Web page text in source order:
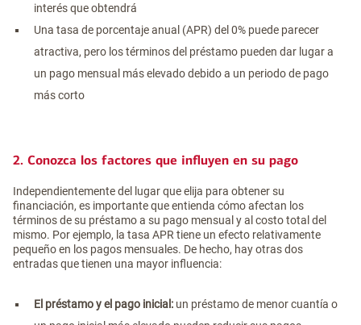
interés que obtendrá
Una tasa de porcentaje anual (APR) del 0% puede parecer
atractiva, pero los términos del préstamo pueden dar lugar a
un pago mensual más elevado debido a un periodo de pago
más corto
2. Conozca los factores que influyen en su pago
Independientemente del lugar que elija para obtener su
financiación, es importante que entienda cómo afectan los
términos de su préstamo a su pago mensual y al costo total del
mismo. Por ejemplo, la tasa APR tiene un efecto relativamente
pequeño en los pagos mensuales. De hecho, hay otras dos
entradas que tienen una mayor influencia:
El préstamo y el pago inicial:un préstamo de menor cuantía o